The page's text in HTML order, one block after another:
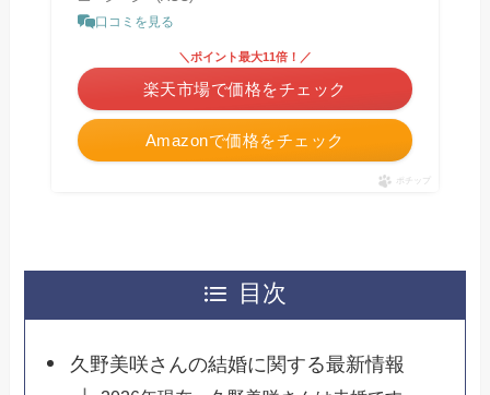
口コミを見る
Amazonで価格をチェック
＼ポイント最大11倍！／
楽天市場で価格をチェック
ポチップ
目次
久野美咲さんの結婚に関する最新情報